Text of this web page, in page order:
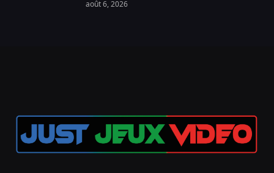
août 6, 2026